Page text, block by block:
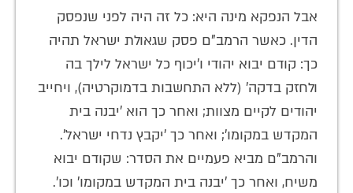
אבל הנפקא מינה היא: כל זה היה לפני שנפסק
הדין. כאשר הרמב"ם פסק שגאולת ישראל תהיה
כך: קודם יבוא יהודי ו'יכוף כל ישראל לילך בה
ולחזק בדקה' (ללא התחשבות בדמוקרטיה), ויחייב
יהודים לקיים מצוות; ואחר כך הוא 'יבנה בית
המקדש במקומו'; ואחר כך 'יקבץ נדחי ישראל'.
והרמב"ם מביא פעמיים את הסדר: שקודם יבוא
משיח, ואחר כך 'יבנה בית המקדש במקומו' וכו'.